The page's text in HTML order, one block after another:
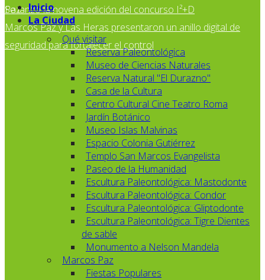
Paz
Se lanzó la novena edición del concurso I²+D
Marcos Paz y Las Heras presentaron un anillo digital de
seguridad para fortalecer el control
Inicio
La Ciudad
Qué visitar
Reserva Paleontológica
Museo de Ciencias Naturales
Reserva Natural "El Durazno"
Casa de la Cultura
Centro Cultural Cine Teatro Roma
Jardín Botánico
Museo Islas Malvinas
Espacio Colonia Gutiérrez
Templo San Marcos Evangelista
Paseo de la Humanidad
Escultura Paleontológica: Mastodonte
Escultura Paleontológica: Condor
Escultura Paleontológica: Gliptodonte
Escultura Paleontológica: Tigre Dientes
de sable
Monumento a Nelson Mandela
Marcos Paz
Fiestas Populares